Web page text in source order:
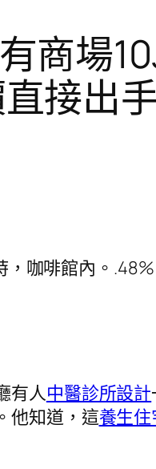
商場
接出
咖啡館內。.48%
有人中醫診所設計
他知道，這養生住